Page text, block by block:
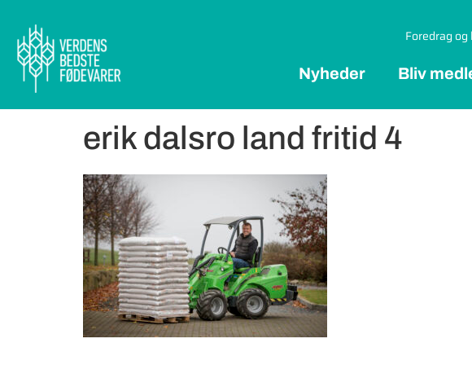
Foredrag
Nyheder Bliv
erik dalsro land fritid 4